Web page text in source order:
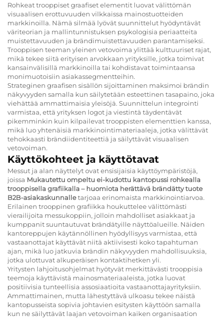
Rohkeat trooppiset graafiset elementit luovat välittömän
visuaalisen erottuvuuden vilkkaissa mainostuotteiden
markkinoilla. Nämä silmää lyövät suunnittelut hyödyntävät
väriteorian ja mallintunnistuksen psykologisia periaatteita
muistettavuuden ja brändimuistettavuuden parantamiseksi.
Trooppisen teeman yleinen vetovoima ylittää kulttuuriset rajat,
mikä tekee siitä erityisen arvokkaan yrityksille, jotka toimivat
kansainvälisillä markkinoilla tai kohdistavat toimintaansa
monimuotoisiin asiakassegmentteihin.
Strateginen graafisen sisällön sijoittaminen maksimoi brändin
näkyvyyden samalla kun säilytetään esteettinen tasapaino, joka
viehättää ammattimaisia yleisöjä. Suunnittelun integrointi
varmistaa, että yrityksen logot ja viestintä täydentävät
pikemminkin kuin kilpailevat trooppisten elementtien kanssa,
mikä luo yhtenäisiä markkinointimateriaaleja, jotka välittävät
tehokkaasti brändiidentiteettiä ja säilyttävät visuaalisen
vetovoiman.
Käyttökohteet ja käyttötavat
Messut ja alan näyttelyt ovat ensisijaisia käyttöympäristöjä,
joissa Mukautettu ompeltu ei-kudottu kantopussi rohkealla
trooppisella grafiikalla – huomiota herättävä brändätty tuote
B2B-asiakaskunnalletarjoaa erinomaista markkinointiarvoa.
Erilainen trooppinen grafiikka houkuttelee välittömästi
vierailijoita messukoppiin, jolloin mahdolliset asiakkaat ja
kumppanit suuntautuvat brändätyille näyttöalueille. Näiden
kantoreppujen käytännöllinen hyödyllisyys varmistaa, että
vastaanottajat käyttävät niitä aktiivisesti koko tapahtuman
ajan, mikä luo jatkuvia brändin näkyvyyden mahdollisuuksia,
jotka ulottuvat alkuperäisen kontaktihetken yli.
Yritysten lahjoitusohjelmat hyötyvät merkittävästi trooppisia
teemoja käyttävistä mainosmateriaaleista, jotka luovat
positiivisia tunteellisia assosiaatioita vastaanottajayrityksiin.
Ammattimainen, mutta lähestyttävä ulkoasu tekee näistä
kantopusseista sopivia johtavien esitysten käyttöön samalla
kun ne säilyttävät laajan vetovoiman kaiken organisaation